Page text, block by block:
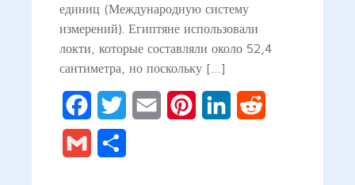
единиц (Международную систему
измерений). Египтяне использовали
локти, которые составляли около 52,4
сантиметра, но поскольку […]
FacebookTwitter Email PinterestLinkedIn
Gmail